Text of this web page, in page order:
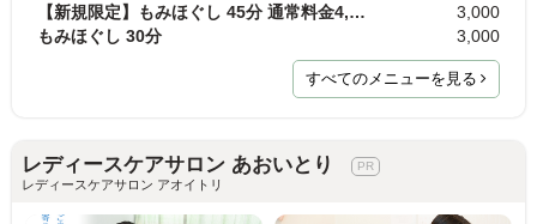
【新規限定】もみほぐし 45分 通常料金4,500円
3,000
もみほぐし 30分
3,000
すべてのメニューを見る
レディースケアサロン あおいとり
レディースケアサロン アオイトリ